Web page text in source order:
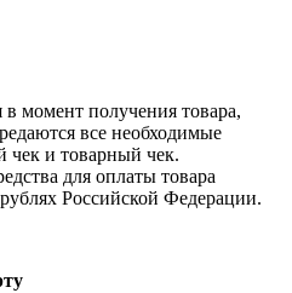
в момент получения товара,
все необходимые
и товарный чек.
для оплаты товара
Российской Федерации.